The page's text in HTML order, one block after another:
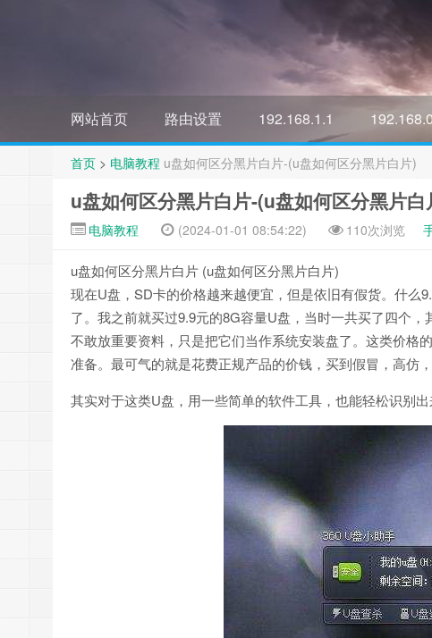
网站首页 路由设置 192.168.1.1
首页 > 电脑教程 u盘如何区分黑片白片-(u盘如何区分黑片白片)
u盘如何区分黑片白片-(u盘如何区分黑片白
电脑教程 (2024-01-01 08:54:22) 110次浏览
u盘如何区分黑片白片 (u盘如何区分黑片白片)
现在U盘，SD卡的价格越来越便宜，但是依旧有假货。什
了。我之前就买过9.9元的8G容量U盘，当时一共买了四个
不敢放重要资料，只是把它们当作系统安装盘了。这类价格
准备。最可气的就是花费正规产品的价钱，买到假冒，高仿
其实对于这类U盘，用一些简单的软件工具，也能轻松识别出